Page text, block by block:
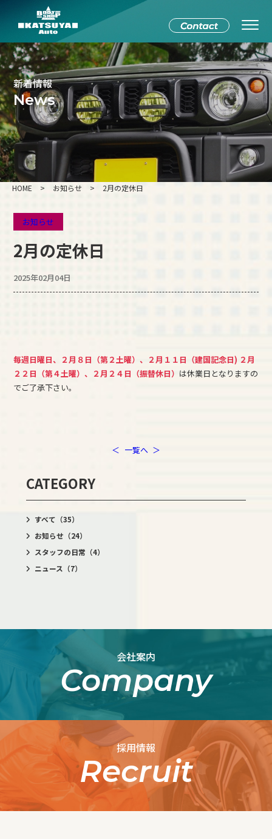
新着情報
News
HOME > お知らせ > 2月の定休日
お知らせ
2月の定休日
2025年02月04日
毎週日曜日、２月８日（第２土曜）、２月１１日（建国記念日) ２月
２２日（第４土曜）、２月２４日（振替休日） は休業日となりますの
でご了承下さい。
＜ 一覧へ ＞
CATEGORY
すべて （35）
お知らせ （24）
スタッフの日常 （4）
ニュース （7）
会社案内
Company
採用情報
Recruit